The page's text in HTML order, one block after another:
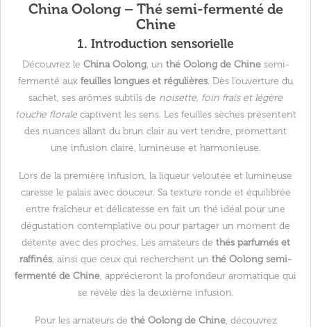
China Oolong – Thé semi-fermenté de
Chine
1. Introduction sensorielle
Découvrez le China Oolong, un thé Oolong de Chinesemi-
fermenté aux feuilles longues et régulières. Dès l’ouverture du
sachet, ses arômes subtils de noisette, foin frais et légère
touche floralecaptivent les sens. Les feuilles sèches présentent
des nuances allant du brun clair au vert tendre, promettant
une infusion claire, lumineuse et harmonieuse.
Lors de la première infusion, la liqueur veloutée et lumineuse
caresse le palais avec douceur. Sa texture ronde et équilibrée
entre fraîcheur et délicatesse en fait un thé idéal pour une
dégustation contemplative ou pour partager un moment de
détente avec des proches. Les amateurs de thés parfumés et
raffinés, ainsi que ceux qui recherchent un thé Oolong semi-
fermenté de Chine, apprécieront la profondeur aromatique qui
se révèle dès la deuxième infusion.
Pour les amateurs de thé Oolong de Chine, découvrez